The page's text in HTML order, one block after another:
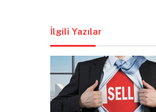
İlgili Yazılar